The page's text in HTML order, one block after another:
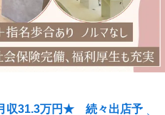
31.3万円★ 続々出店予